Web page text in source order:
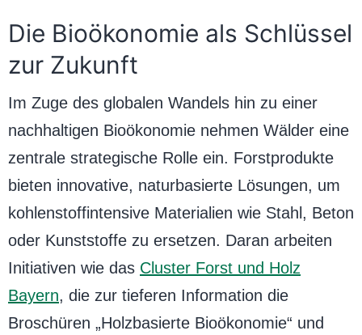
Die Bioökonomie als Schlüssel
zur Zukunft
Im Zuge des globalen Wandels hin zu einer
nachhaltigen Bioökonomie nehmen Wälder eine
zentrale strategische Rolle ein. Forstprodukte
bieten innovative, naturbasierte Lösungen, um
kohlenstoffintensive Materialien wie Stahl, Beton
oder Kunststoffe zu ersetzen. Daran arbeiten
Initiativen wie das Cluster Forst und Holz
Bayern, die zur tieferen Information die
Broschüren „Holzbasierte Bioökonomie“ und